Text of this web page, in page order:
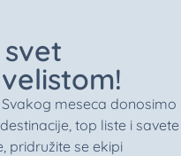
Svakog meseca donosimo
top liste i savete
pridružite se ekipi